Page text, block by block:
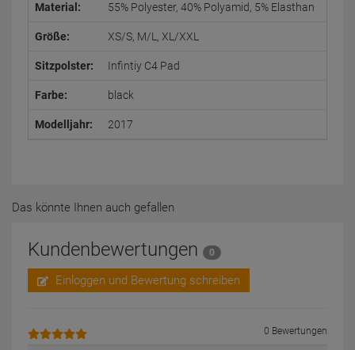
Material: 55% Polyester, 40% Polyamid, 5% Elasthan
Größe: XS/S, M/L, XL/XXL
Sitzpolster: Infintiy C4 Pad
Farbe: black
Modelljahr: 2017
Das könnte Ihnen auch gefallen
Kundenbewertungen 0
Einloggen und Bewertung schreiben
0 Bewertungen